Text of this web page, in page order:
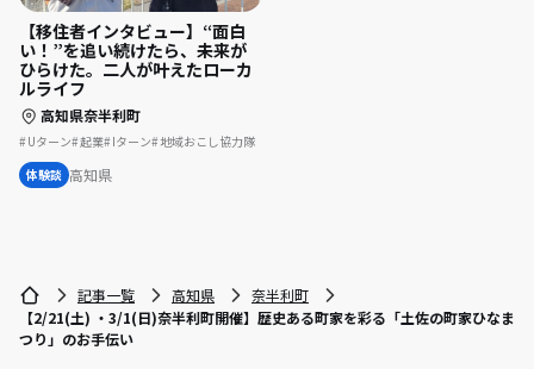
【移住者インタビュー】“面白
い！”を追い続けたら、未来が
ひらけた。二人が叶えたローカ
ルライフ
高知県奈半利町
Uターン 起業 Iターン 地域おこし協力隊
体験談 高知県
記事一覧 高知県
奈半利町
【2/21(土) ・3/1(日)奈半利町開催】歴史ある町家を彩る「土佐の町家ひなま
つり」のお手伝い